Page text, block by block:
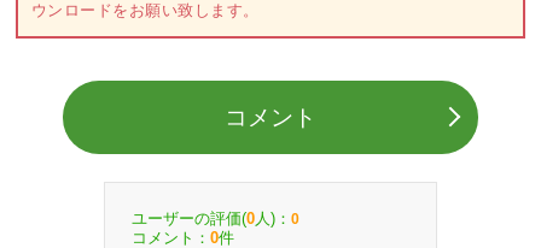
ウンロードをお願い致します。
コメント
ユーザーの評価(0 人)： 0
コメント： 0件